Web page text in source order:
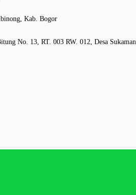
Kab. Bogor
No. 13, RT. 003 RW. 012, Desa